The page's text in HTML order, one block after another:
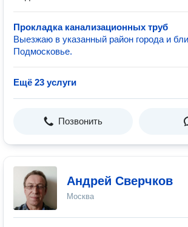
Прокладка канализационных труб
Выезжаю в указанный район города и
Подмосковье.
Ещё 23 услуги
Позвонить
Андрей Сверчков
Москва